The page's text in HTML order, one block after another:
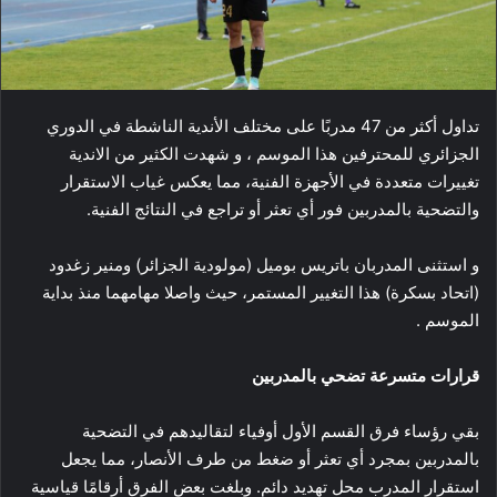
تداول أكثر من 47 مدربًا على مختلف الأندية الناشطة في الدوري
الجزائري للمحترفين هذا الموسم ، و شهدت الكثير من الاندية
تغييرات متعددة في الأجهزة الفنية، مما يعكس غياب الاستقرار
والتضحية بالمدربين فور أي تعثر أو تراجع في النتائج الفنية.
و استثنى المدربان باتريس بوميل (مولودية الجزائر) ومنير زغدود
(اتحاد بسكرة) هذا التغيير المستمر، حيث واصلا مهامهما منذ بداية
الموسم .
قرارات متسرعة تضحي بالمدربين
بقي رؤساء فرق القسم الأول أوفياء لتقاليدهم في التضحية
بالمدربين بمجرد أي تعثر أو ضغط من طرف الأنصار، مما يجعل
استقرار المدرب محل تهديد دائم. وبلغت بعض الفرق أرقامًا قياسية